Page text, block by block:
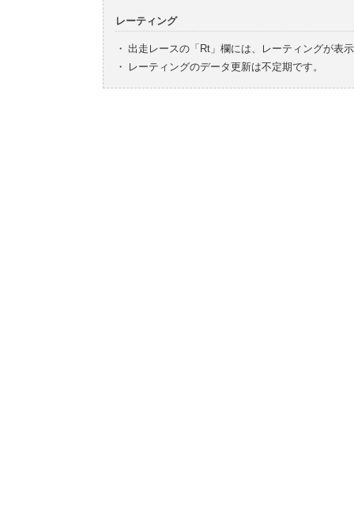
レーティング
・ 出走レースの「Rt」欄には、レーティングが表
・
レーティングのデータ更新は不定期です。